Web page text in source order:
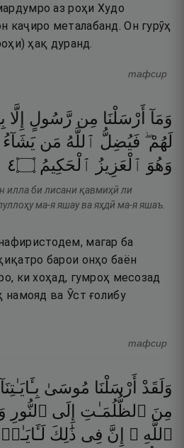
аз роҳи Худо
каҷиро металабанд. Он гурӯҳ
ҳақ дуранд.
тафсир
وَمَآ أَرْسَلْنَا مِن رَّسُولٍ إِلَّا
لَهُمْ ۖ فَيُضِلُّ ٱللَّهُ مَن يَشَآءُ
وَهُوَ ٱلْعَزِيزُ ٱلْحَكِيمُ ۝٤
илла би лисани қавмиҳӣ ли
ма-я яшау ва яҳдӣ ма-я яшаъ.
магар ба
барои онҳо баён
ки хоҳад, гумроҳ месозад
намояд ва Ӯст ғолибу
тафсир
وَلَقَدْ أَرْسَلْنَا مُوسَىٰ بِـَٔايَـٰتِنَآ
مِنَ ٱلظُّلُمَـٰتِ إِلَى ٱلنُّورِ
ٱللَّهِ ۚ
إِنَّ فِى ذَٰلِكَ